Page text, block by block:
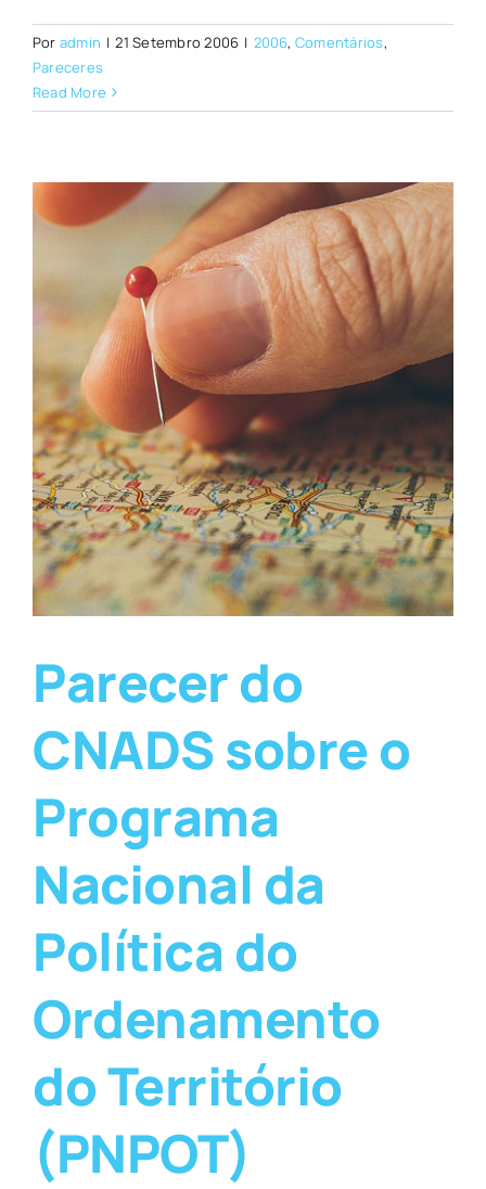
Por admin | 21 Setembro 2006 | 2006, Comentários,
Pareceres
Read More
Parecer do
CNADS sobre o
Programa
Nacional da
Política do
Ordenamento
do Território
(PNPOT)